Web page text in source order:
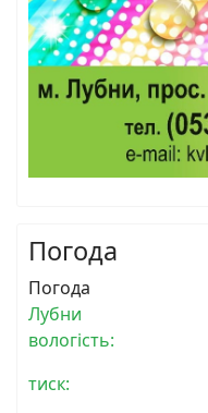
Погода
Погода
Лубни
вологість:
тиск: